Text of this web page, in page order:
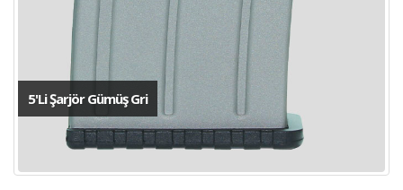
5'Li Şarjör Gümüş Gri